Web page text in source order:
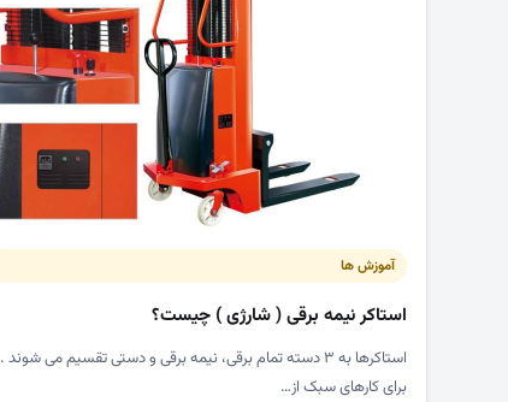
آموزش ها
استاکر نیمه برقی ( شارژی ) چیست؟
استاکرها به ۳ دسته تمام برقی، نیمه برقی و دستی تقسیم می شوند .
برای کارهای سبک از…